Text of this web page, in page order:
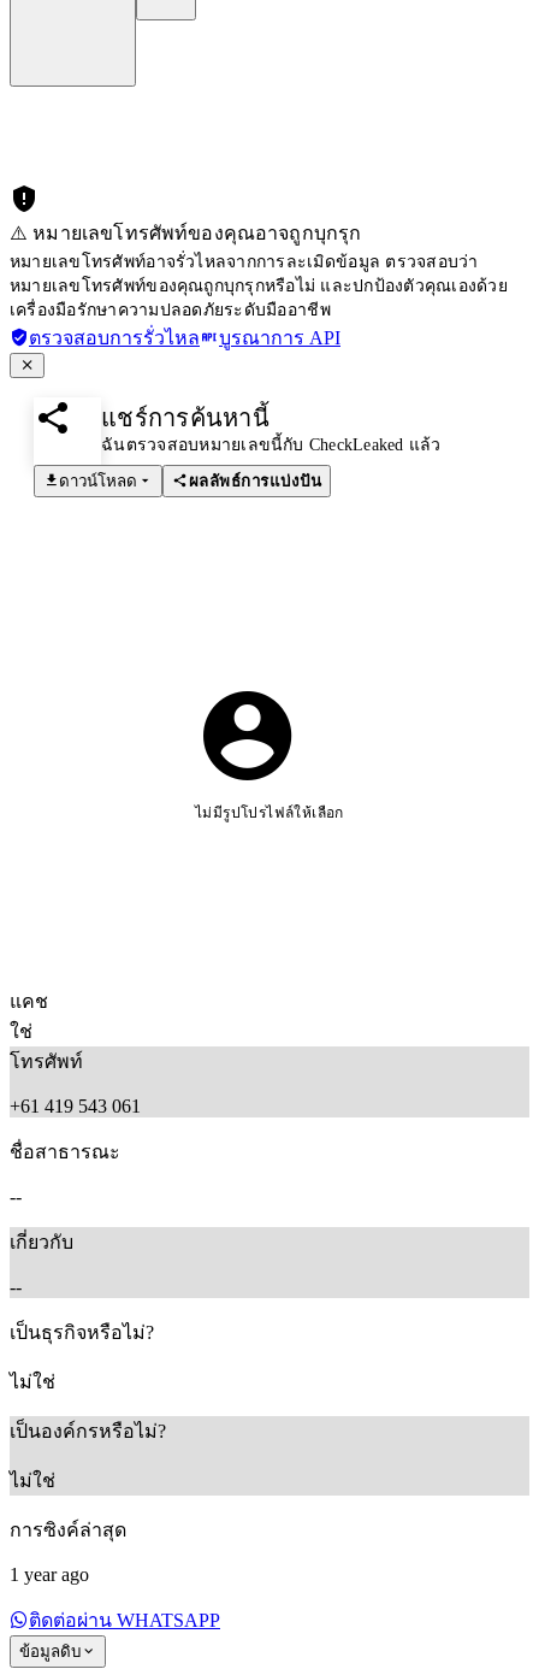
⚠️ หมายเลขโทรศัพท์ของคุณอาจถูกบุกรุก
หมายเลขโทรศัพท์อาจรั่วไหลจากการละเมิดข้อมูล ตรวจสอบว่า
หมายเลขโทรศัพท์ของคุณถูกบุกรุกหรือไม่ และปกป้องตัวคุณเองด้วย
เครื่องมือรักษาความปลอดภัยระดับมืออาชีพ
ตรวจสอบการรั่วไหล บูรณาการ API
แชร์การค้นหานี้
ฉันตรวจสอบหมายเลขนี้กับ CheckLeaked แล้ว
ดาวน์โหลด
ผลลัพธ์การแบ่งปัน
ไม่มีรูปโปรไฟล์ให้เลือก
แคช
ใช่
โทรศัพท์
+61 419 543 061
ชื่อสาธารณะ
--
เกี่ยวกับ
--
เป็นธุรกิจหรือไม่?
ไม่ใช่
เป็นองค์กรหรือไม่?
ไม่ใช่
การซิงค์ล่าสุด
1 year ago
ติดต่อผ่าน WHATSAPP
ข้อมูลดิบ